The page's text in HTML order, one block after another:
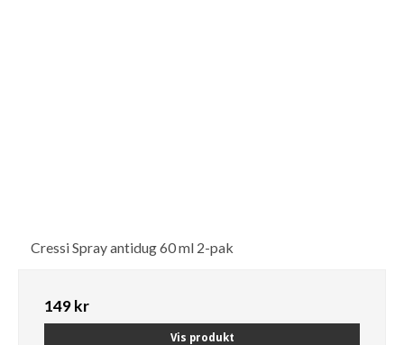
Cressi Spray antidug 60 ml 2-pak
149 kr
Vis produkt